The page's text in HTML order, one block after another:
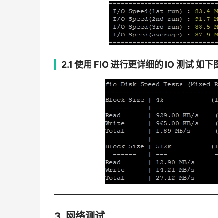
2.1 使用 FIO 进行更详细的 IO 测试如下